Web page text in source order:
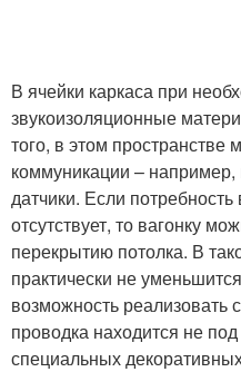
В ячейки каркаса при
звукоизоляционные
того, в этом пространстве
коммуникации –
датчики. Если
отсутствует, то вагонку
перекрытию потолка. В
практически не
возможность реализовать
проводка находится не
специальных